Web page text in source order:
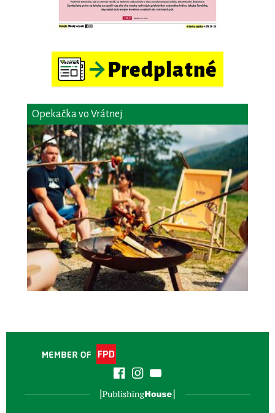
Opekačka vo Vrátnej